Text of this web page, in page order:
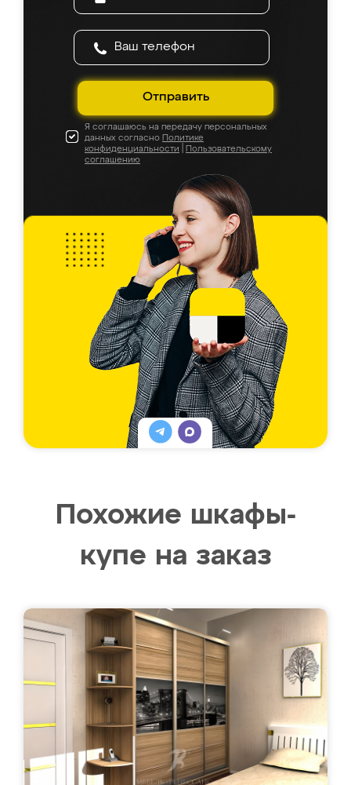
Отправить
Я соглашаюсь на передачу персональных
данных согласно Политике
конфиденциальности
Пользовательскому
соглашению
Похожие шкафы-
купе на заказ